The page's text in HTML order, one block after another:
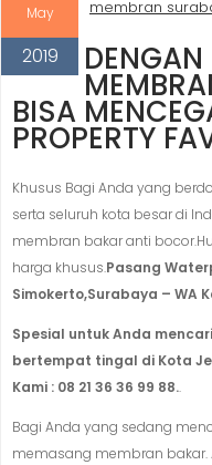
May
2019
membran
BISA
PROPERTY
Khusus Bagi Anda yang
serta seluruh kota besar di
membran bakar anti
harga khusus.Pasang
Simokerto,Surabaya – WA
Spesial untuk Anda
bertempat tingal di Kota
Kami : 08 21 36 36 99 88..
Bagi Anda yang sedang
memasang membran